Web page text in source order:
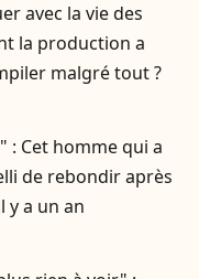
avec la vie des
la production a
malgré tout ?
: Cet homme qui a
de rebondir après
y a un an